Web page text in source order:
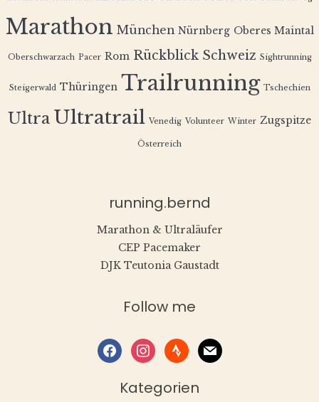
Marathon München Nürnberg Oberes Maintal
Oberschwarzach Pacer Rom Rückblick Schweiz Sightrunning
Steigerwald Thüringen Trailrunning Tschechien
Ultra Ultratrail Venedig Volunteer Winter Zugspitze
Österreich
running.bernd
Marathon & Ultraläufer
CEP Pacemaker
DJK Teutonia Gaustadt
Follow me
facebookinstagram
stravamail
Kategorien